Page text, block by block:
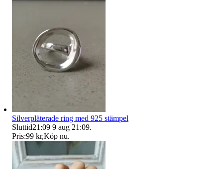
Silverpläterade ring med 925 stämpel
Sluttid21:09 9 aug 21:09.
Pris:99 kr,Köp nu.